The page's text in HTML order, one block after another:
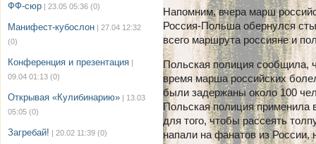
ФФ-сюр | 23.05 05:36 (0)
Манифест-кубослон | 27.04 12:32
(0)
Конференция и презентация |
09.04 01:13 (0)
Открывая «Кулибинарию» | 13.03
05:05 (0)
Загребай! | 20.02 11:39 (0)
Напомним, вчера марш
Россия-Польша обернулся
всего маршрута россияне и
Польская полиция сообщила,
время марша российских
были задержаны около 100
Польская полиция применила
для того, чтобы рассеять
напали на фанатов из России,